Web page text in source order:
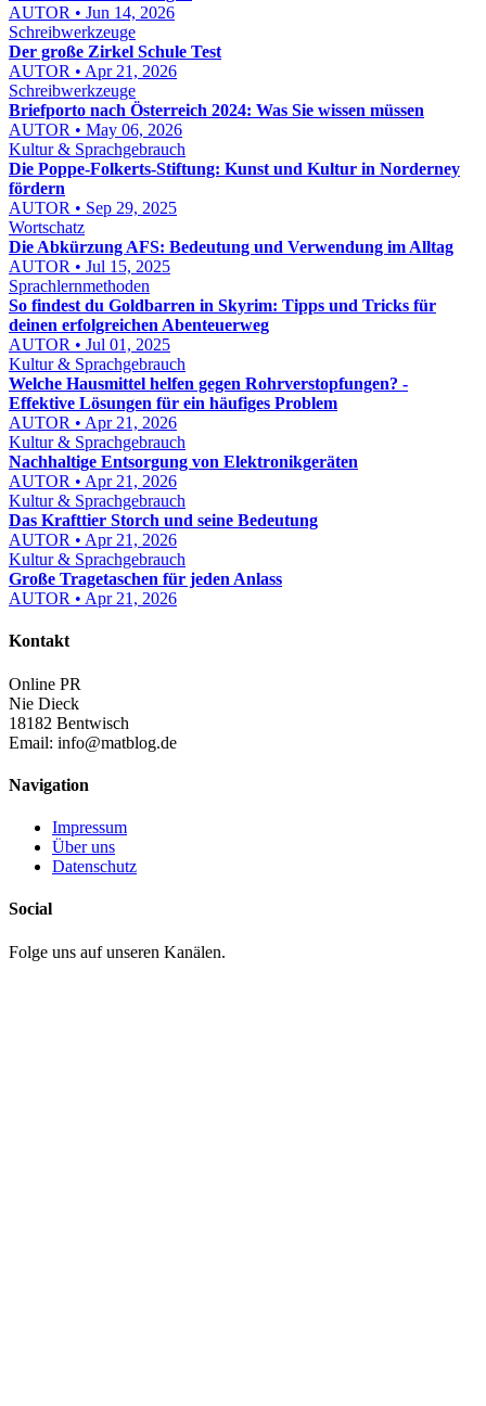
AUTOR • Jun 14, 2026
Schreibwerkzeuge
Der große Zirkel Schule Test
AUTOR • Apr 21, 2026
Schreibwerkzeuge
Briefporto nach Österreich 2024: Was Sie wissen müssen
AUTOR • May 06, 2026
Kultur & Sprachgebrauch
Die Poppe-Folkerts-Stiftung: Kunst und Kultur in Norderney
fördern
AUTOR • Sep 29, 2025
Wortschatz
Die Abkürzung AFS: Bedeutung und Verwendung im Alltag
AUTOR • Jul 15, 2025
Sprachlernmethoden
So findest du Goldbarren in Skyrim: Tipps und Tricks für
deinen erfolgreichen Abenteuerweg
AUTOR • Jul 01, 2025
Kultur & Sprachgebrauch
Welche Hausmittel helfen gegen Rohrverstopfungen? -
Effektive Lösungen für ein häufiges Problem
AUTOR • Apr 21, 2026
Kultur & Sprachgebrauch
Nachhaltige Entsorgung von Elektronikgeräten
AUTOR • Apr 21, 2026
Kultur & Sprachgebrauch
Das Krafttier Storch und seine Bedeutung
AUTOR • Apr 21, 2026
Kultur & Sprachgebrauch
Große Tragetaschen für jeden Anlass
AUTOR • Apr 21, 2026
Kontakt
Online PR
Nie Dieck
18182 Bentwisch
Email: info@matblog.de
Navigation
Impressum
Über uns
Datenschutz
Social
Folge uns auf unseren Kanälen.